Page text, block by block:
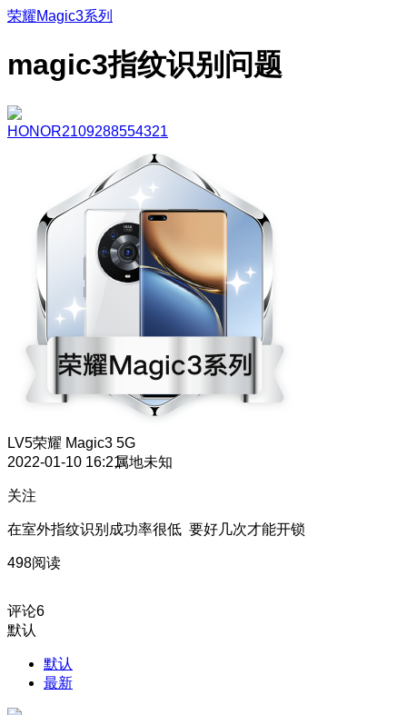
荣耀Magic3系列
magic3指纹识别问题
HONOR2109288554321
LV5荣耀 Magic3 5G
2022-01-10 16:21属地未知
关注
在室外指纹识别成功率很低 要好几次才能开锁
498阅读
评论6
默认
默认
最新